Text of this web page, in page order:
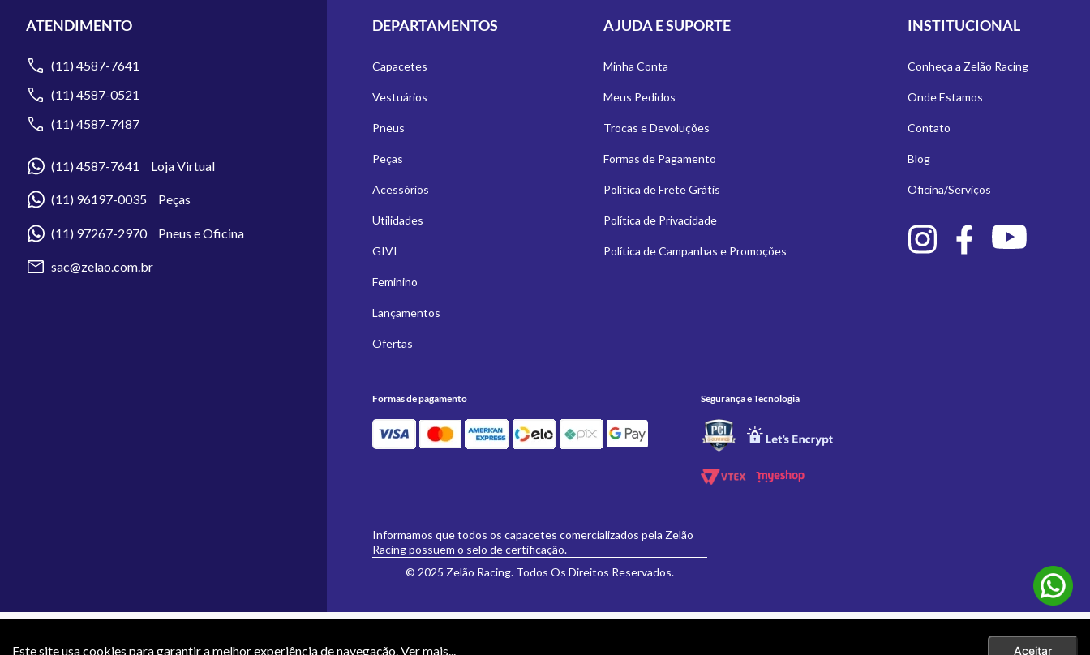
Este site usa cookies para garantir a melhor experiência de navegação.Ver mais... Aceitar
ATENDIMENTO
(11) 4587-7641
(11) 4587-0521
(11) 4587-7487
(11) 4587-7641 Loja Virtual
(11) 96197-0035 Peças
(11) 97267-2970 Pneus e Oficina
sac@zelao.com.br
DEPARTAMENTOS
Capacetes
Vestuários
Pneus
Peças
Acessórios
Utilidades
GIVI
Feminino
Lançamentos
Ofertas
AJUDA E SUPORTE
Minha Conta
Meus Pedidos
Trocas e Devoluções
Formas de Pagamento
Política de Frete Grátis
Política de Privacidade
Política de Campanhas e Promoções
INSTITUCIONAL
Conheça a Zelão Racing
Onde Estamos
Contato
Blog
Oficina/Serviços
Formas de pagamento Segurança e Tecnologia
Informamos que todos os capacetes comercializados pela Zelão
Racing possuem o selo de certificação.
© 2025 Zelão Racing. Todos Os Direitos Reservados.
efetivamente formulados e aceitos não se aplicarão eventuais alterações posteriores de preço. |